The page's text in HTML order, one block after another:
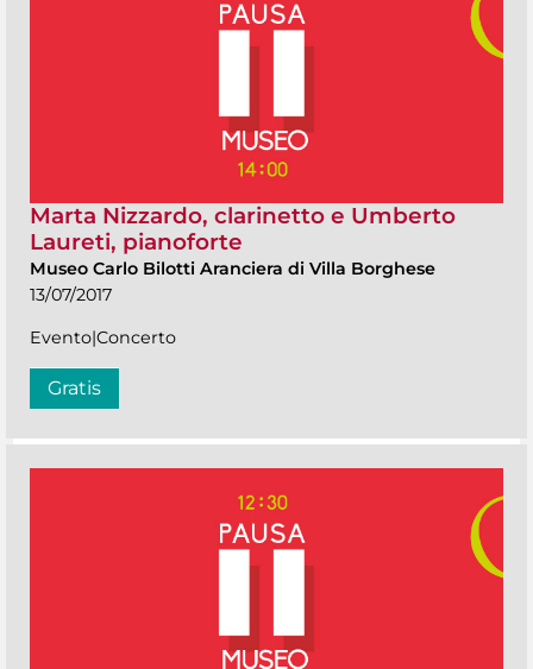
Marta Nizzardo, clarinetto e Umberto
Laureti, pianoforte
Museo Carlo Bilotti Aranciera di Villa Borghese
13/07/2017
Evento|Concerto
Gratis